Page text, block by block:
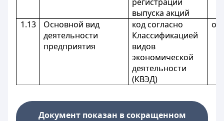
выпуска акций
1.13
Основной вид
деятельности
предприятия
код согласно
Классификацией
видов
экономической
деятельности
(КВЭД)
Документ показан в сокращенном